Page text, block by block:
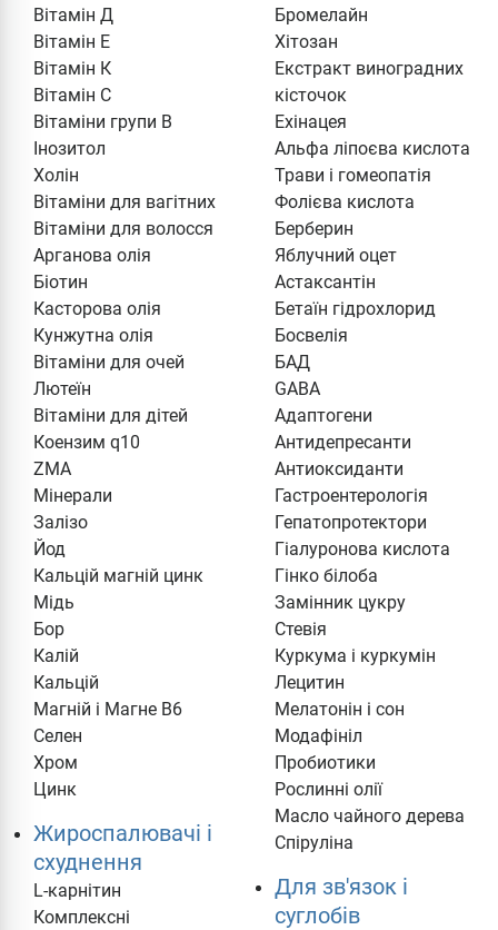
Вітамін Д
Вітамін Е
Вітамін К
Вітамін С
Вітаміни групи В
Інозитол
Холін
Вітаміни для вагітних
Вітаміни для волосся
Арганова олія
Біотин
Касторова олія
Кунжутна олія
Вітаміни для очей
Лютеїн
Вітаміни для дітей
Коензим q10
ZMA
Мінерали
Залізо
Йод
Кальцій магній цинк
Мідь
Бор
Калій
Кальцій
Магній і Магне В6
Селен
Хром
Цинк
Жироспалювачі і
схуднення
L-карнітин
Комплексні
Бромелайн
Хітозан
Екстракт виноградних
кісточок
Ехінацея
Альфа ліпоєва кислота
Трави і гомеопатія
Фолієва кислота
Берберин
Яблучний оцет
Астаксантін
Бетаїн гідрохлорид
Босвелія
БАД
GABA
Адаптогени
Антидепресанти
Антиоксиданти
Гастроентерологія
Гепатопротектори
Гіалуронова кислота
Гінко білоба
Замінник цукру
Стевія
Куркума і куркумін
Лецитин
Мелатонін і сон
Модафініл
Пробиотики
Рослинні олії
Масло чайного дерева
Спіруліна
Для зв'язок і
суглобів